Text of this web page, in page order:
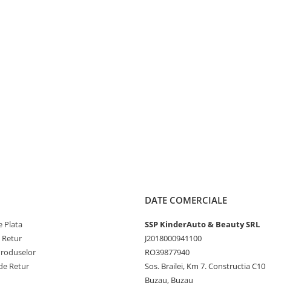
Plata
Retur
Retur
DATE COMERCIALE
SSP KinderAuto & Beauty SRL
J2018000941100
RO39877940
Sos. Brailei, Km 7. Constructia C10
Buzau, Buzau